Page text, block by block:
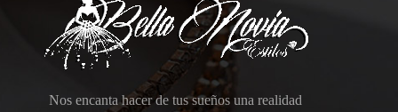
Nos encanta hacer de tus sueños una realidad